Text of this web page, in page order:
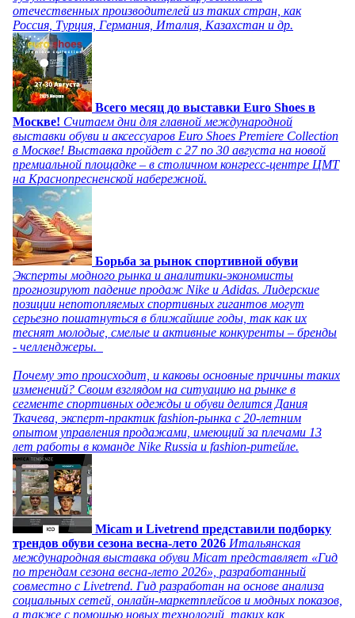
отечественных производителей из таких стран, как
Россия, Турция, Германия, Италия, Казахстан и др.
Всего месяц до выставки Euro Shoes в
Москве! Считаем дни для главной международной
выставки обуви и аксессуаров Euro Shoes Premiere Collection
в Москве! Выставка пройдет с 27 по 30 августа на новой
премиальной площадке – в столичном конгресс-центре ЦМТ
на Краснопресненской набережной.
Борьба за рынок спортивной обуви
Эксперты модного рынка и аналитики-экономисты
прогнозируют падение продаж Nike и Adidas. Лидерские
позиции непотопляемых спортивных гигантов могут
серьезно пошатнуться в ближайшие годы, так как их
теснят молодые, смелые и активные конкуренты – бренды
- челленджеры.
Почему это происходит, и каковы основные причины таких
изменений? Своим взглядом на ситуацию на рынке в
сегменте спортивных одежды и обуви делится Дания
Ткачева, эксперт-практик fashion-рынка с 20-летним
опытом управления продажами, имеющий за плечами 13
лет работы в команде Nike Russia и fashion-ритейле.
Micam и Livetrend представили подборку
трендов обуви сезона весна-лето 2026 Итальянская
международная выставка обуви Micam представляет «Гид
по трендам сезона весна-лето 2026», разработанный
совместно с Livetrend. Гид разработан на основе анализа
социальных сетей, онлайн-маркетплейсов и модных показов,
а также с помощью новых технологий, таких как